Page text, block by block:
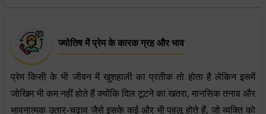
ज्योतिष में प्रेम के कारक ग्रह और भाव
प्रेम किसी के भी जीवन में खुशहाली का प्रतीक तो होता है लेकिन इसमें
जोखिम भी कम नहीं होते हैं क्योंकि दिल टूटने का खतरा, मानसिक तनाव और
भावनात्मक उतार-चढ़ाव जैसे इसके कई और भी पहलू होते हैं, जो व्यक्ति को